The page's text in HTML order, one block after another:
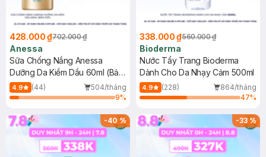
428.000 ₫702.000 ₫
Anessa
Sữa Chống Nắng Anessa
Dưỡng Da Kiềm Dầu 60ml (Bản
Mới)
4.9 (44)
504/tháng
9%
338.000 ₫560.000 ₫
Bioderma
Nước Tẩy Trang Bioderma
Dành Cho Da Nhạy Cảm 500ml
4.9 (228)
864/tháng
47%
-40% -33%